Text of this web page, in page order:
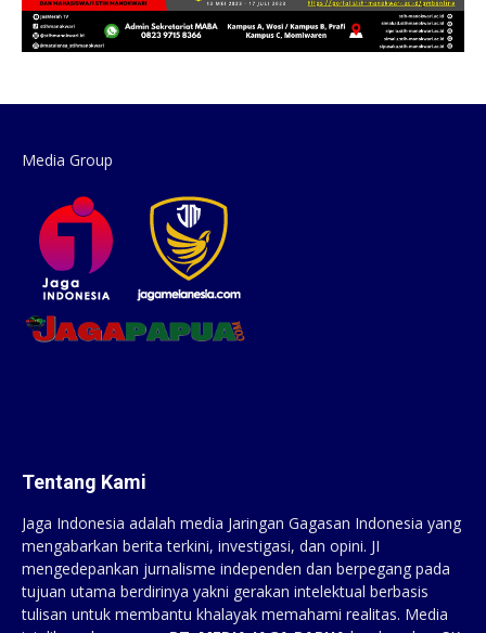
Media Group
Tentang Kami
Jaga Indonesia adalah media Jaringan Gagasan Indonesia yang
mengabarkan berita terkini, investigasi, dan opini. JI
mengedepankan jurnalisme independen dan berpegang pada
tujuan utama berdirinya yakni gerakan intelektual berbasis
tulisan untuk membantu khalayak memahami realitas. Media